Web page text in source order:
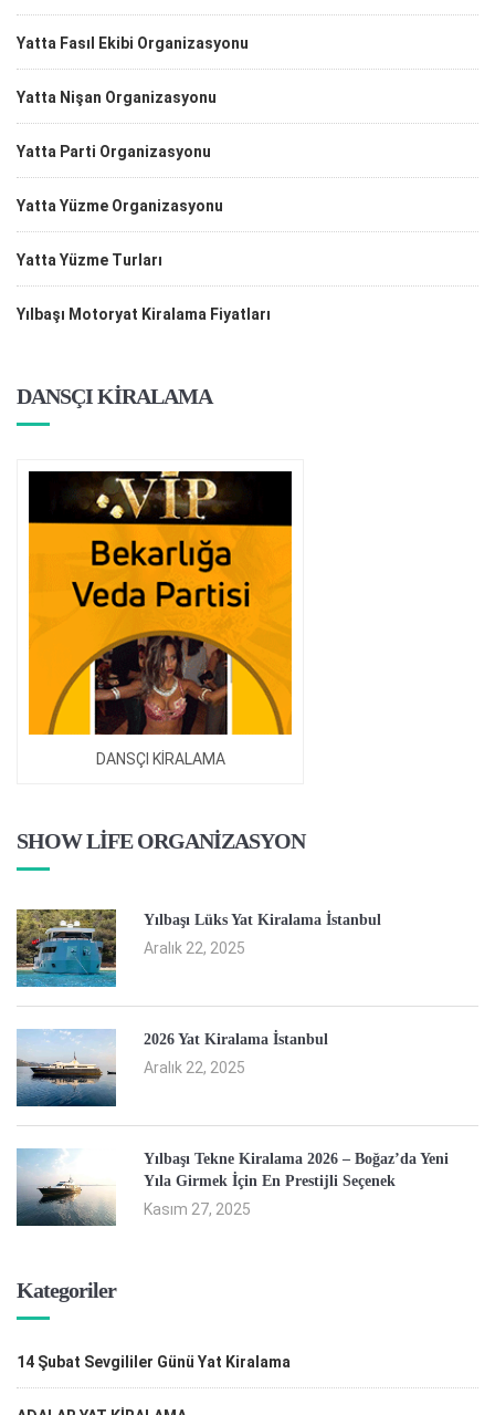
Yatta Fasıl Ekibi Organizasyonu
Yatta Nişan Organizasyonu
Yatta Parti Organizasyonu
Yatta Yüzme Organizasyonu
Yatta Yüzme Turları
Yılbaşı Motoryat Kiralama Fiyatları
DANSÇI KİRALAMA
DANSÇI KİRALAMA
SHOW LİFE ORGANİZASYON
Yılbaşı Lüks Yat Kiralama İstanbul
Aralık 22, 2025
2026 Yat Kiralama İstanbul
Aralık 22, 2025
Yılbaşı Tekne Kiralama 2026 – Boğaz’da Yeni
Yıla Girmek İçin En Prestijli Seçenek
Kasım 27, 2025
Kategoriler
14 Şubat Sevgililer Günü Yat Kiralama